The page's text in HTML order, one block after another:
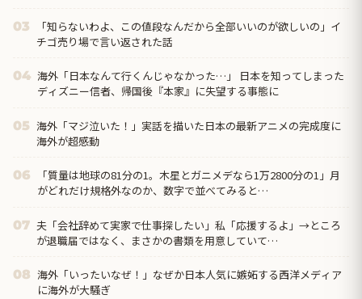
03
「知らないわよ、この値段なんだから全部いいのが欲しいの」イ
チゴ売り場で言い返された話
04 海外「日本なんて行くんじゃなかった…」 日本を知ってしまった
ディズニー信者、帰国後『本家』に失望する事態に
05 海外「マジ泣いた！」実話を描いた日本の最新アニメの完成度に
海外が超感動
06
「質量は地球の81分の1。木星とガニメデなら1万2800分の1」月
がどれだけ規格外なのか、数字で並べてみると…
07 夫「会社辞めて実家で仕事探したい」私「応援するよ」→ところ
が退職届ではなく、まさかの書類を用意していて…
08 海外「いったいなぜ！」なぜか日本人気に嫉妬する西洋メディア
に海外が大騒ぎ